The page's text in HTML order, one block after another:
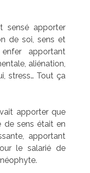
sensé apporter
de soi, sens et
enfer apportant
aliénation,
stress… Tout ça
apporter que
de sens était en
apportant
le salarié de